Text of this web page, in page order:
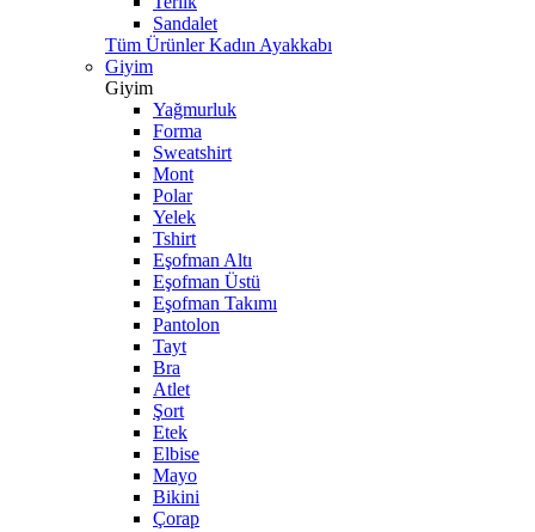
Sandalet
Tüm Ürünler Kadın Ayakkabı
Giyim
Giyim
Yağmurluk
Forma
Sweatshirt
Mont
Polar
Yelek
Tshirt
Eşofman Altı
Eşofman Üstü
Eşofman Takımı
Pantolon
Tayt
Bra
Atlet
Şort
Etek
Elbise
Mayo
Bikini
Çorap